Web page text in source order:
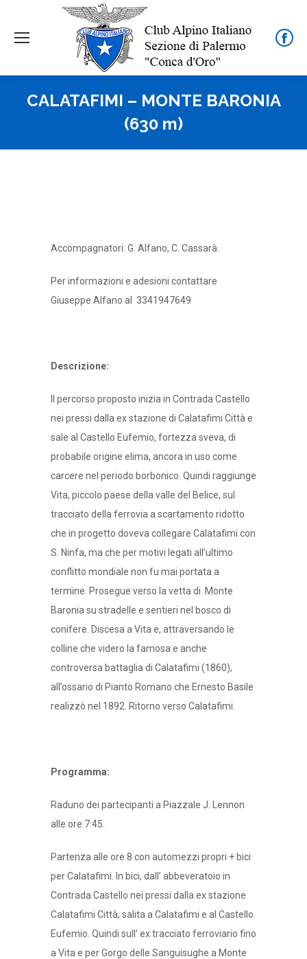
CALATAFIMI – MONTE BARONIA
(630 m)
Accompagnatori: G. Alfano, C. Cassarà.
Per informazioni e adesioni contattare
Giuseppe Alfano al 3341947649
Descrizione:
Il percorso proposto inizia in Contrada Castello
nei pressi da lla ex stazione di Calatafimi Città e
sale al Castello Eufemio, fortezza sveva, di
probabile origine elima, ancora in uso come
carcere nel periodo borbonico. Quindi raggiunge
Vita, piccolo paese della valle del Belice, sul
tracciato della ferrovia a scartamento ridotto
che in progetto doveva collegare Calatafimi con
S. Ninfa, ma che per motivi legati all’ultimo
conflitto mondiale non fu mai portata a
termine. Prosegue verso la vetta di Monte
Baronia su stradelle e sentieri nel bosco di
conifere. Discesa a Vita e, attraversando le
colline che videro la famosa e anche
controversa battaglia di Calatafimi (1860),
all’ossario di Pianto Romano che Ernesto Basile
realizzò nel 1892. Ritorno verso Calatafimi.
Programma:
Raduno dei partecipanti a Piazzale J. Lennon
alle ore 7:45.
Partenza alle ore 8 con automezzi propri + bici
perCalatafimi. In bici, dall’ abbeveratoio in
Contrada Castello nei pressi dalla ex stazione
Calatafimi Città, salita a Calatafimi e al Castello
Eufemio. Quindi sull’ ex tracciato ferroviario fino
a Vita e per Gorgo delle Sanguisughe a Monte